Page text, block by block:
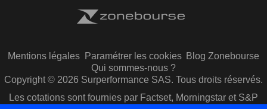
Mentions légales Paramétrer les cookies Blog Zonebourse
Qui sommes-nous ?
Copyright © 2026 Surperformance SAS. Tous droits réservés.
Les cotations sont fournies par Factset, Morningstar et S&P